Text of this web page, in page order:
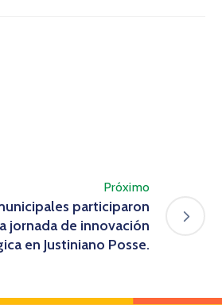
Próximo
participaron
jornada de innovación
en Justiniano Posse.